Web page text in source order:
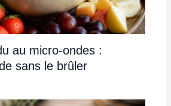
au micro-ondes :
sans le brûler